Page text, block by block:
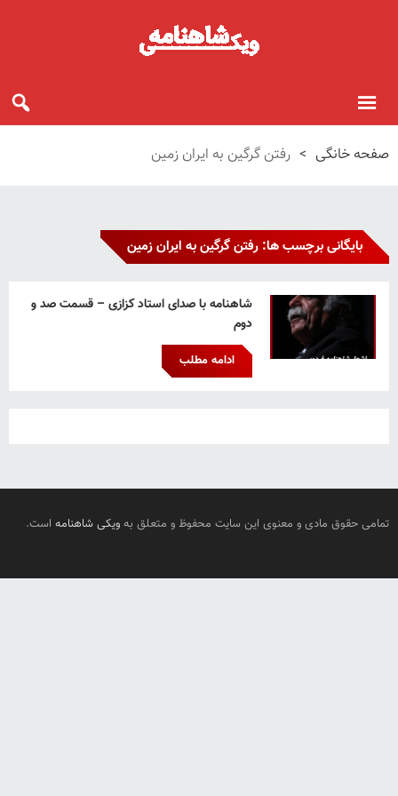
صفحه خانگی > رفتن گرگین به ایران زمین
بایگانی برچسب ها: رفتن گرگین به ایران زمین
شاهنامه با صدای استاد کزازی – قسمت صد و
دوم
ادامه مطلب
تمامی حقوق مادی و معنوی این سایت محفوظ و متعلق به ویکی شاهنامه است.